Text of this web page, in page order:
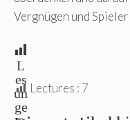
Vergnügen und
L
es
un
ge
Lectures : 7